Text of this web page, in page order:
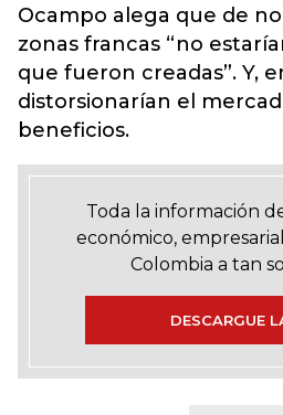
Ocampo alega que de
zonas francas “no
que fueron creadas”. Y,
distorsionarían el
beneficios.
Toda la información
económico,
Colombia a tan
DESCARGUE